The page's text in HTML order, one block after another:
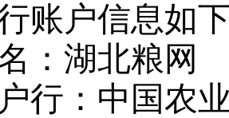
账户信息如
：湖北粮网
行：中国农